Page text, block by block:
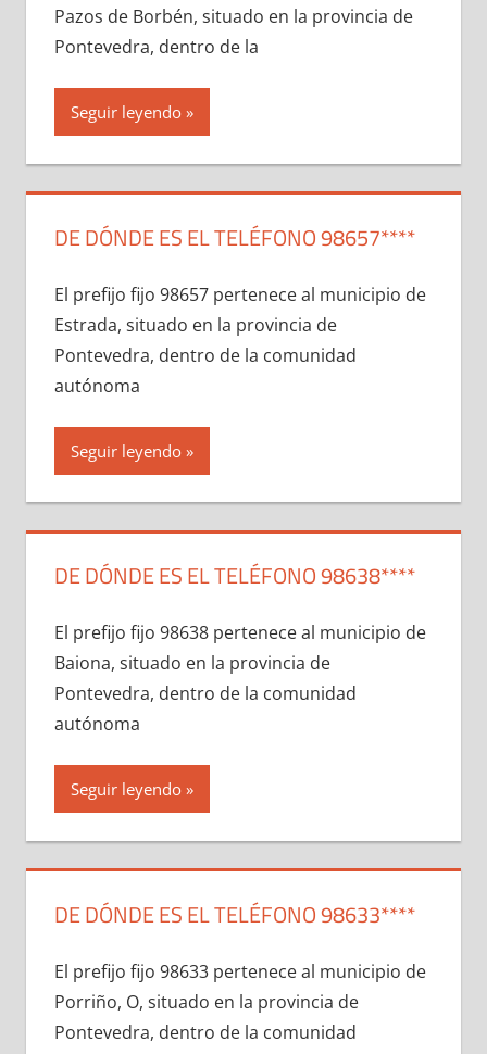
Pazos dе Borbén, situado en la provincia dе
Pontevedra, dentro dе la
Seguir leyendo
DE DÓNDE ES EL TELÉFONO 98657****
El prefijo fijo 98657 pertenece al municipio dе
Estrada, situado en la provincia dе
Pontevedra, dentro dе la comunidad
autónoma
Seguir leyendo
DE DÓNDE ES EL TELÉFONO 98638****
El prefijo fijo 98638 pertenece al municipio dе
Baiona, situado en la provincia dе
Pontevedra, dentro dе la comunidad
autónoma
Seguir leyendo
DE DÓNDE ES EL TELÉFONO 98633****
El prefijo fijo 98633 pertenece al municipio dе
Porriño, O, situado en la provincia dе
Pontevedra, dentro dе la comunidad